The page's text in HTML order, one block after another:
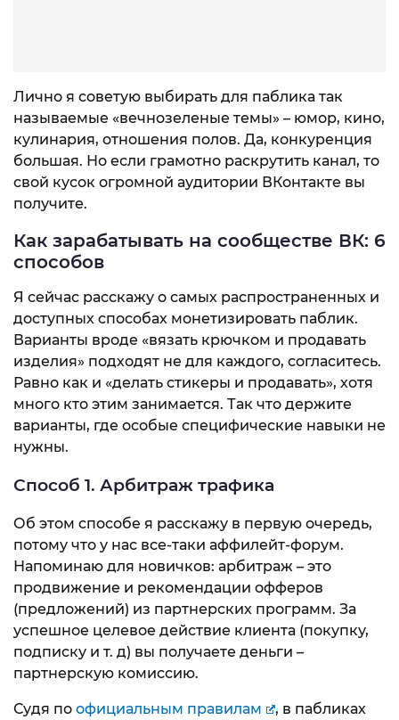
Лично я советую выбирать для паблика так
называемые «вечнозеленые темы» – юмор, кино,
кулинария, отношения полов. Да, конкуренция
большая. Но если грамотно раскрутить канал, то
свой кусок огромной аудитории ВКонтакте вы
получите.
Как зарабатывать на сообществе ВК: 6
способов
Я сейчас расскажу о самых распространенных и
доступных способах монетизировать паблик.
Варианты вроде «вязать крючком и продавать
изделия» подходят не для каждого, согласитесь.
Равно как и «делать стикеры и продавать», хотя
много кто этим занимается. Так что держите
варианты, где особые специфические навыки не
нужны.
Способ 1. Арбитраж трафика
Об этом способе я расскажу в первую очередь,
потому что у нас все-таки аффилейт-форум.
Напоминаю для новичков: арбитраж – это
продвижение и рекомендации офферов
(предложений) из партнерских программ. За
успешное целевое действие клиента (покупку,
подписку и т. д) вы получаете деньги –
партнерскую комиссию.
Судя по официальным правилам
, в пабликах